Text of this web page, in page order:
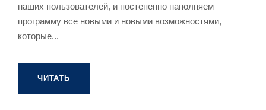
наших пользователей, и постепенно наполняем
программу все новыми и новыми возможностями,
которые...
ЧИТАТЬ